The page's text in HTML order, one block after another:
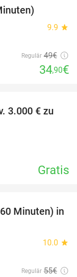
9.9 star
Regulär 49€
34,90€
3.000 € zu
Gratis
36%
Minuten) in
10.0 star
Regulär 55€